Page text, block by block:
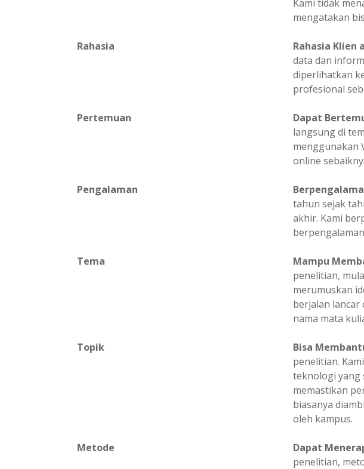
Kami tidak
mengatakan
Rahasia Rahasia Klien
data dan
diperlihatkan
profesional
Pertemuan Dapat
langsung di
menggunakan
online
Pengalaman
tahun sejak
akhir. Kami
Tema Mampu
penelitian,
merumuskan
berjalan lancar
nama mata
Topik Bisa
penelitian.
teknologi yang
memastikan
biasanya
oleh kampus.
Metode Dapat
penelitian,